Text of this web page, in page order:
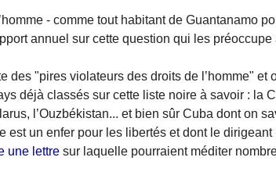
- comme tout habitant de Guantanamo
annuel sur cette question qui les préoccupe
des "pires violateurs des droits de l’homme" et
déjà classés sur cette liste noire à savoir : la
l’Ouzbékistan... et bien sûr Cuba dont on
est un enfer pour les libertés et dont le
une lettre sur laquelle pourraient méditer